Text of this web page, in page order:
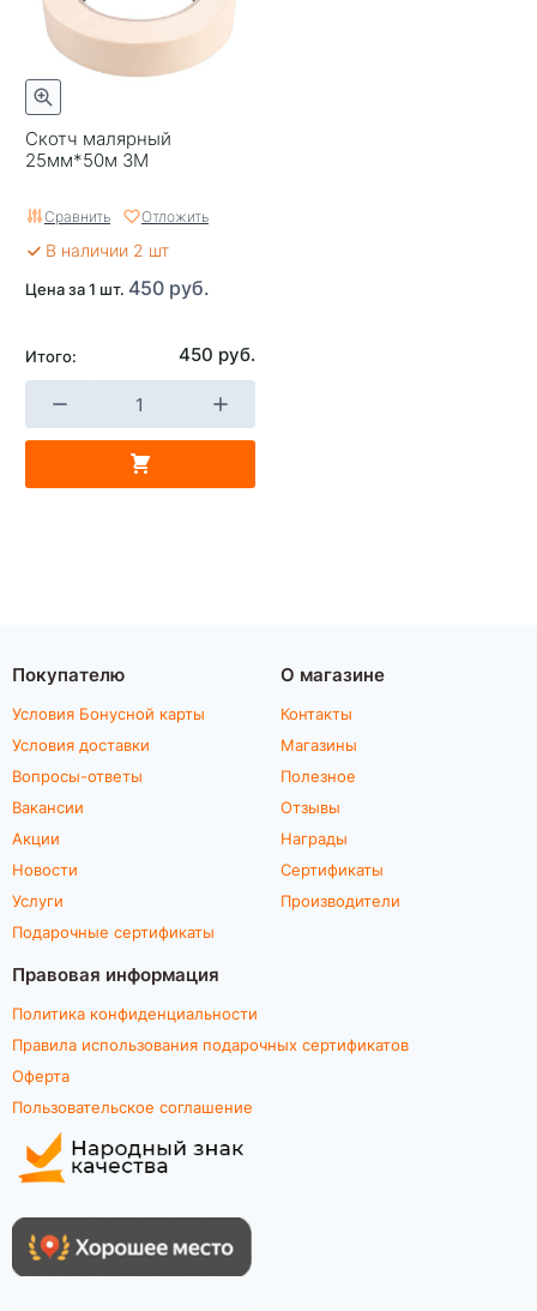
Скотч малярный
25мм*50м 3М
Сравнить Отложить
В наличии 2 шт
Цена за 1 шт. 450 руб.
Итого: 450 руб.
Покупателю
Условия Бонусной карты
Условия доставки
Вопросы-ответы
Вакансии
Акции
Новости
Услуги
Подарочные сертификаты
О магазине
Контакты
Магазины
Полезное
Отзывы
Награды
Сертификаты
Производители
Правовая информация
Политика конфиденциальности
Правила использования подарочных сертификатов
Оферта
Пользовательское соглашение